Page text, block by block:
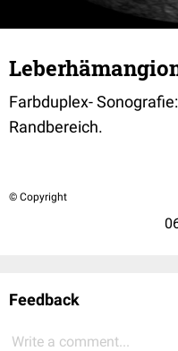
Farbduplex-
Randbereich.
© Copyright
Feedback
Write a comment...